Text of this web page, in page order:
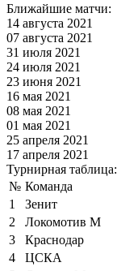
Ближайшие матчи:
14 августа 2021
07 августа 2021
31 июля 2021
24 июля 2021
23 июня 2021
16 мая 2021
08 мая 2021
01 мая 2021
25 апреля 2021
17 апреля 2021
Турнирная таблица:
№ Команда
1
Зенит
2
Локомотив М
3
Краснодар
4
ЦСКА